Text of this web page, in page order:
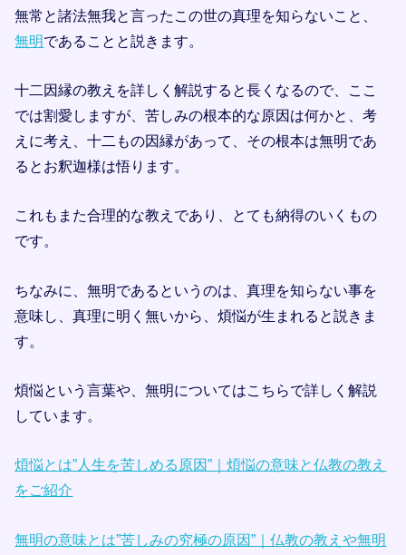
無常と諸法無我と言ったこの世の真理を知らないこと、
無明であることと説きます。
十二因縁の教えを詳しく解説すると長くなるので、ここ
では割愛しますが、苦しみの根本的な原因は何かと、考
えに考え、十二もの因縁があって、その根本は無明であ
るとお釈迦様は悟ります。
これもまた合理的な教えであり、とても納得のいくもの
です。
ちなみに、無明であるというのは、真理を知らない事を
意味し、真理に明く無いから、煩悩が生まれると説きま
す。
煩悩という言葉や、無明についてはこちらで詳しく解説
しています。
煩悩とは”人生を苦しめる原因”｜煩悩の意味と仏教の教え
をご紹介
無明の意味とは”苦しみの究極の原因”｜仏教の教えや無明